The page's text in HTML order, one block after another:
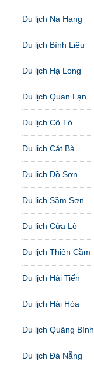
Du lịch Na Hang
Du lịch Bình Liêu
Du lịch Hạ Long
Du lịch Quan Lạn
Du lịch Cô Tô
Du lịch Cát Bà
Du lịch Đồ Sơn
Du lịch Sầm Sơn
Du lịch Cửa Lò
Du lịch Thiên Cầm
Du lịch Hải Tiến
Du lịch Hải Hòa
Du lịch Quảng Bình
Du lịch Đà Nẵng